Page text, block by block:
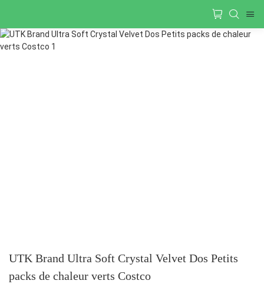
UTK Brand Ultra Soft Crystal Velvet Dos Petits
packs de chaleur verts Costco